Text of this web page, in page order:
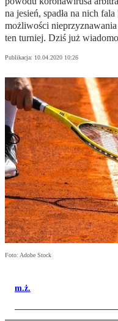
na jesień, spadła na nich
możliwości
ten turniej. Dziś już
Publikacja: 10.04.2020 10:26
Foto: Adobe Stock
m.ż.